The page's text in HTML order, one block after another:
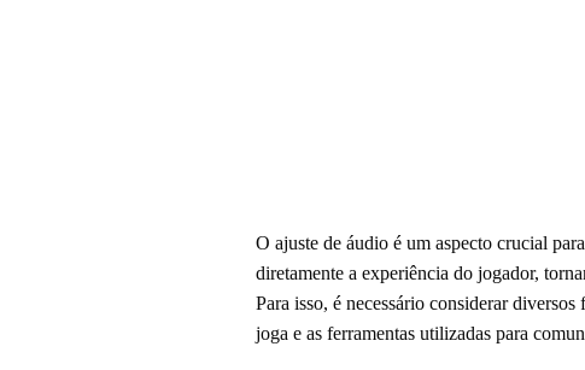
O ajuste de áudio é um aspecto crucial
diretamente a experiência do jogador,
Para isso, é necessário considerar
joga e as ferramentas utilizadas para